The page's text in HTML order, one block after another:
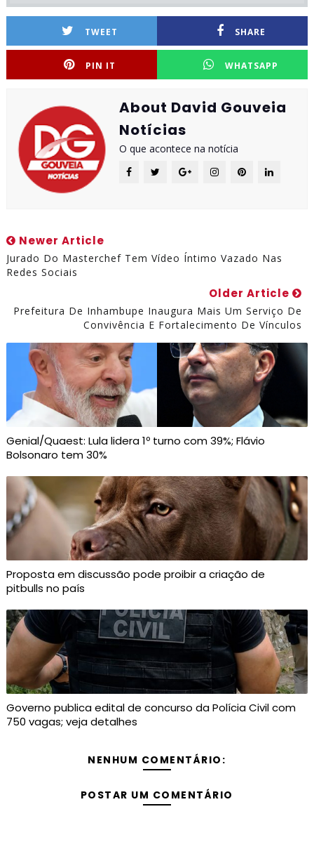
TWEET SHARE
PIN IT WHATSAPP
About David Gouveia
Notícias
O que acontece na notícia
Newer Article
Jurado Do Masterchef Tem Vídeo Íntimo Vazado Nas
Redes Sociais
Older Article
Prefeitura De Inhambupe Inaugura Mais Um Serviço De
Convivência E Fortalecimento De Vínculos
Genial/Quaest: Lula lidera 1º turno com 39%; Flávio
Bolsonaro tem 30%
Proposta em discussão pode proibir a criação de
pitbulls no país
Governo publica edital de concurso da Polícia Civil com
750 vagas; veja detalhes
NENHUM COMENTÁRIO:
POSTAR UM COMENTÁRIO